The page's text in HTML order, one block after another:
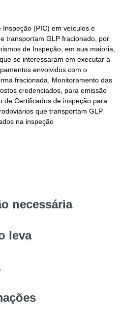
(PIC) em veículos e
transportam GLP fracionado, por
de Inspeção, em sua maioria,
se interessaram em executar a
envolvidos com o
fracionada. Monitoramento das
credenciados, para emissão
de Certificados de inspeção para
que transportam GLP
na inspeção
necessária
leva